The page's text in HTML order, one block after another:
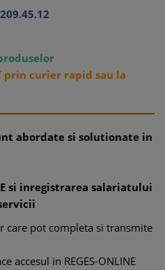
prin curier rapid sau la
abordate si solutionate in
si inregistrarea salariatului
care pot completa si transmite
accesul in REGES-ONLINE